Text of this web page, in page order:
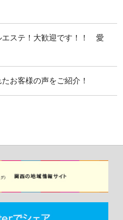
エステ！大歓迎です！！ 愛
お客様の声をご紹介！